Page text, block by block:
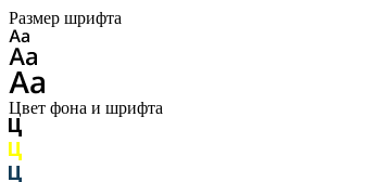
Размер шрифта
Цвет фона и шрифта